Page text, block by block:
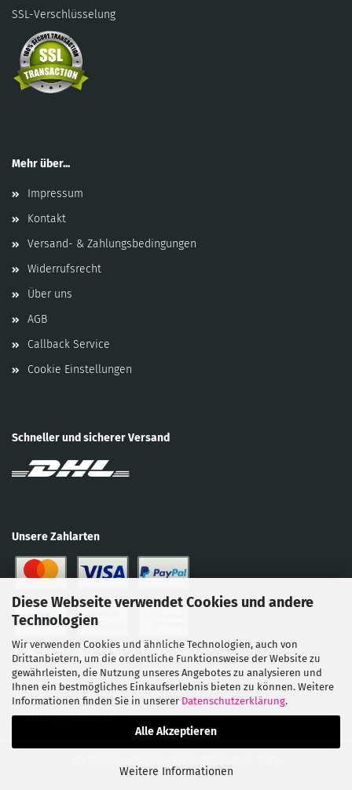
Diese Webseite verwendet Cookies und andere
Technologien
Wir verwenden Cookies und ähnliche Technologien, auch von
Drittanbietern, um die ordentliche Funktionsweise der Website zu
gewährleisten, die Nutzung unseres Angebotes zu analysieren und
Ihnen ein bestmögliches Einkaufserlebnis bieten zu können. Weitere
Informationen finden Sie in unserer Datenschutzerklärung.
Alle Akzeptieren
Weitere Informationen
SSL-Verschlüsselung
Mehr über...
Impressum
Kontakt
Versand- & Zahlungsbedingungen
Widerrufsrecht
Über uns
AGB
Callback Service
Cookie Einstellungen
Schneller und sicherer Versand
Unsere Zahlarten
Vertrag widerrufen